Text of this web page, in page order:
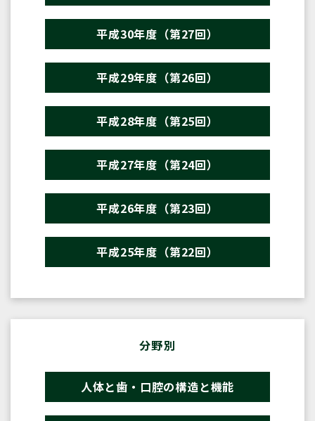
平成30年度（第27回）
平成29年度（第26回）
平成28年度（第25回）
平成27年度（第24回）
平成26年度（第23回）
平成25年度（第22回）
分野別
人体と歯・口腔の構造と機能